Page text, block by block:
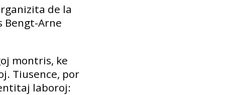
de la
Bengt-Arne
montris, ke
Tiusence, por
laboroj: